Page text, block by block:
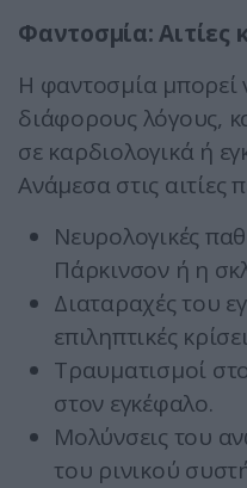
Φαντοσμία: Αιτίες
Η φαντοσμία μπορεί
διάφορους λόγους,
σε καρδιολογικά ή
Ανάμεσα στις αιτίες
Νευρολογικές
Πάρκινσον ή η
Διαταραχές του
επιληπτικές
Τραυματισμοί
στον εγκέφαλο.
Μολύνσεις του
του ρινικού